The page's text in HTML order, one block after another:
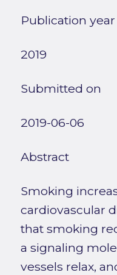
Publication year
2019
Submitted on
2019-06-06
Abstract
Smoking
cardiovascular
that smoking
a signaling
vessels relax,